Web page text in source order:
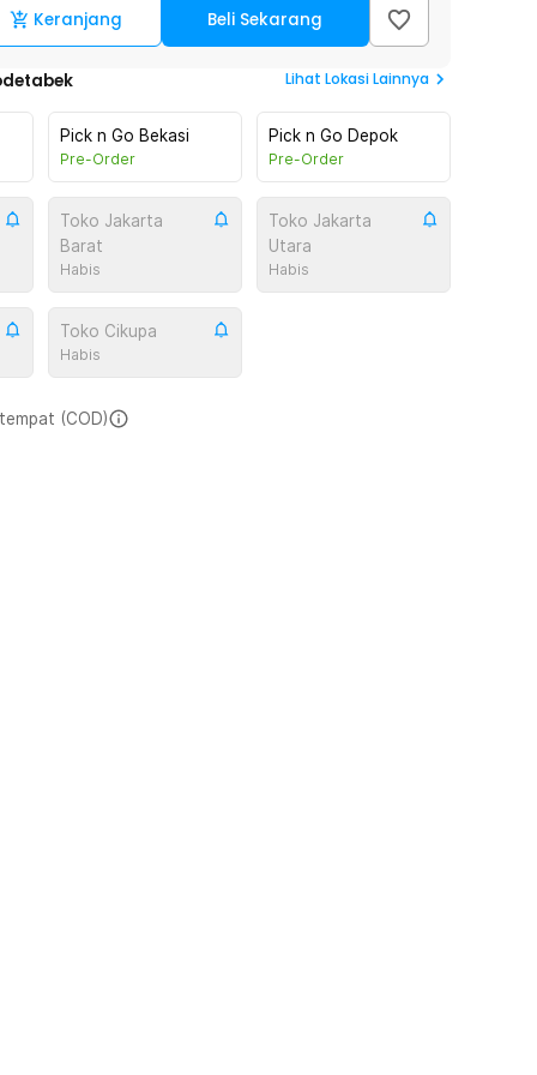
Keranjang Beli Sekarang
Lihat Lokasi Lainnya
Pick n Go Bekasi
Pre-Order
Pick n Go Depok
Pre-Order
Toko Jakarta
Barat
Habis
Toko Jakarta
Utara
Habis
Toko Cikupa
Habis
(COD)